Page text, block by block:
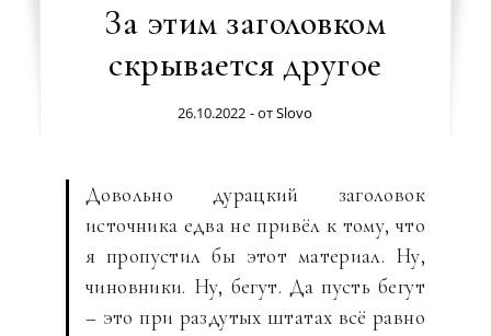
За этим заголовком
скрывается другое
26.10.2022 - отSlovo
Довольно дурацкий заголовок
источника едва не привёл к тому, что
я пропустил бы этот материал. Ну,
чиновники. Ну, бегут. Да пусть бегут
– это при раздутых штатах всё равно